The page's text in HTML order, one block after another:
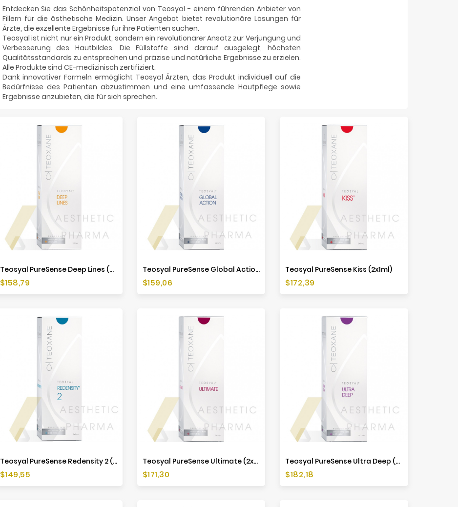
Entdecken Sie das Schönheitspotenzial von Teosyal - einem führenden Anbieter von
Fillern für die ästhetische Medizin. Unser Angebot bietet revolutionäre Lösungen für
Ärzte, die exzellente Ergebnisse für ihre Patienten suchen.
Teosyal ist nicht nur ein Produkt, sondern ein revolutionärer Ansatz zur Verjüngung und
Verbesserung des Hautbildes. Die Füllstoffe sind darauf ausgelegt, höchsten
Qualitätsstandards zu entsprechen und präzise und natürliche Ergebnisse zu erzielen.
Alle Produkte sind CE-medizinisch zertifiziert.
Dank innovativer Formeln ermöglicht Teosyal Ärzten, das Produkt individuell auf die
Bedürfnisse des Patienten abzustimmen und eine umfassende Hautpflege sowie
Ergebnisse anzubieten, die für sich sprechen.
Teosyal PureSense Deep Lines (2x1ml)
Preis
$158,79
Teosyal PureSense Global Action (2x1ml)
Preis
$159,06
Teosyal PureSense Kiss (2x1ml)
Preis
$172,39
Teosyal PureSense Redensity 2 (2x1ml)
Preis
$149,55
Teosyal PureSense Ultimate (2x1ml)
Preis
$171,30
Teosyal PureSense Ultra Deep (2x1,2ml)
Preis
$182,18